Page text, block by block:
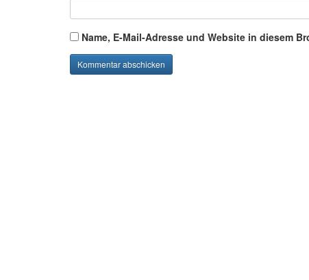
Name, E-Mail-Adresse und Website in diesem